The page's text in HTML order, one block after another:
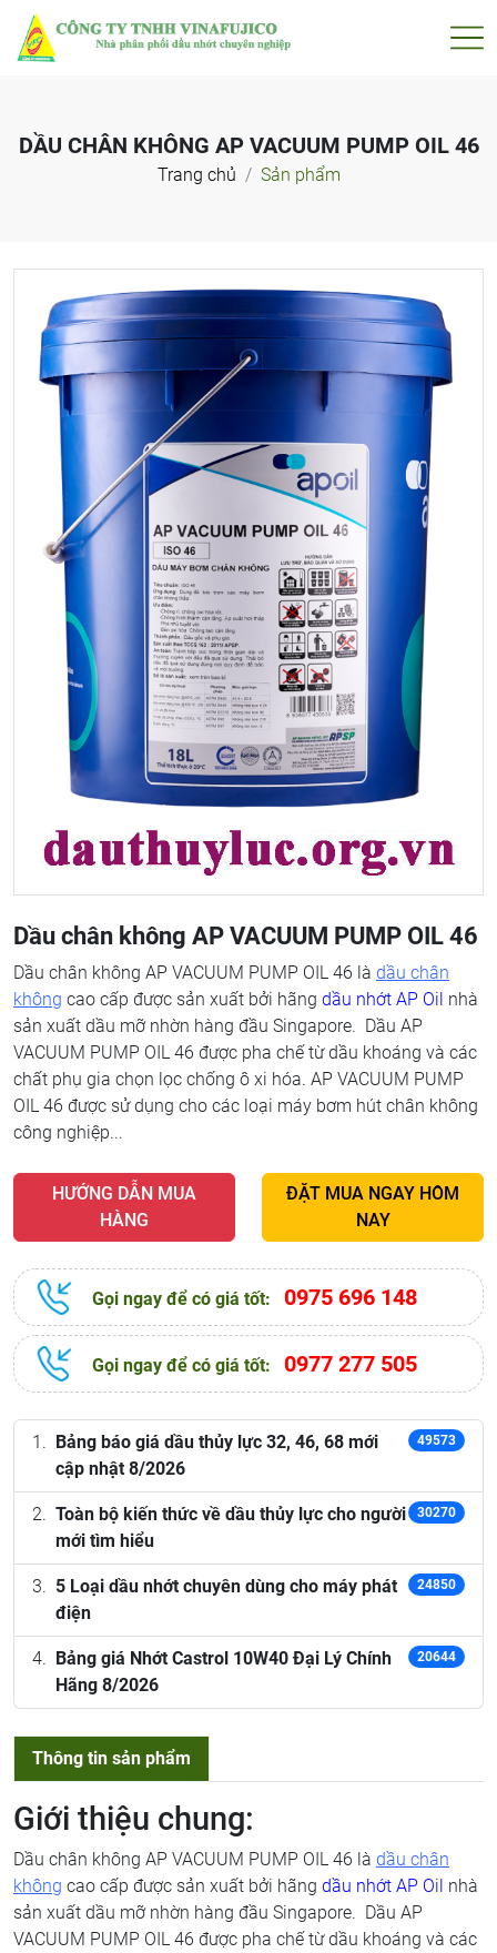
DẦU CHÂN KHÔNG AP VACUUM PUMP OIL 46
Trang chủ Sản phẩm
Dầu chân không AP VACUUM PUMP OIL 46
Dầu chân không AP VACUUM PUMP OIL 46 là dầu chân
không cao cấp được sản xuất bởi hãng dầu nhớt AP Oil nhà
sản xuất dầu mỡ nhờn hàng đầu Singapore. Dầu AP
VACUUM PUMP OIL 46 được pha chế từ dầu khoáng và các
chất phụ gia chọn lọc chống ô xi hóa. AP VACUUM PUMP
OIL 46 được sử dụng cho các loại máy bơm hút chân không
công nghiệp...
HƯỚNG DẪN MUA
HÀNG
ĐẶT MUA NGAY HÔM
NAY
Gọi ngay để có giá tốt: 0975 696 148
Gọi ngay để có giá tốt: 0977 277 505
Bảng báo giá dầu thủy lực 32, 46, 68 mới
cập nhật 8/2026
49573
Toàn bộ kiến thức về dầu thủy lực cho người
mới tìm hiểu
30270
5 Loại dầu nhớt chuyên dùng cho máy phát
điện
24850
Bảng giá Nhớt Castrol 10W40 Đại Lý Chính
Hãng 8/2026
20644
Thông tin sản phẩm
Giới thiệu chung:
Dầu chân không AP VACUUM PUMP OIL 46 là dầu chân
không cao cấp được sản xuất bởi hãng dầu nhớt AP Oil nhà
sản xuất dầu mỡ nhờn hàng đầu Singapore. Dầu AP
VACUUM PUMP OIL 46 được pha chế từ dầu khoáng và các